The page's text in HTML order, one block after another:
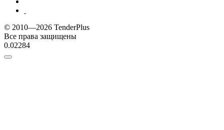
© 2010—2026 TenderPlus
Все права защищены
0.02284